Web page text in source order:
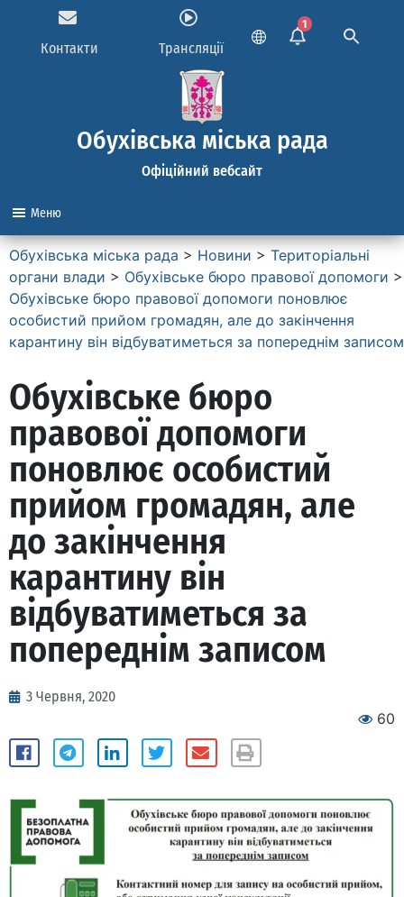
Контакти Трансляції
1
Обухівська міська рада
Офіційний вебсайт
Меню
Обухівська міська рада > Новини > Територіальні
органи влади > Обухівське бюро правової допомоги >
Обухівське бюро правової допомоги поновлює
особистий прийом громадян, але до закінчення
карантину він відбуватиметься за попереднім записом
Обухівське бюро
правової допомоги
поновлює особистий
прийом громадян, але
до закінчення
карантину він
відбуватиметься за
попереднім записом
3 Червня, 2020
60